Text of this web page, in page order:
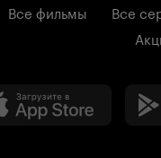
Все фильмы Все